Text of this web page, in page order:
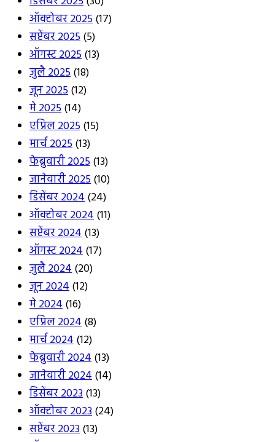
ऑक्टोबर 2025(17)
सप्टेंबर 2025(5)
ऑगस्ट 2025(13)
जुलै 2025(18)
जून 2025(12)
मे 2025(14)
एप्रिल 2025(15)
मार्च 2025(13)
फेब्रुवारी 2025(13)
जानेवारी 2025(10)
डिसेंबर 2024(24)
ऑक्टोबर 2024(11)
सप्टेंबर 2024(13)
ऑगस्ट 2024(17)
जुलै 2024(20)
जून 2024(12)
मे 2024(16)
एप्रिल 2024(8)
मार्च 2024(12)
फेब्रुवारी 2024(13)
जानेवारी 2024(14)
डिसेंबर 2023(13)
ऑक्टोबर 2023(24)
सप्टेंबर 2023(13)